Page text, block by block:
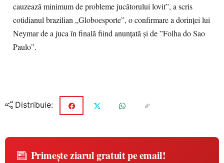
cauzează minimum de probleme jucătorului lovit”, a scris
cotidianul brazilian „Globoesporte”, o confirmare a dorinţei lui
Neymar de a juca în finală fiind anunţată şi de ”Folha do Sao
Paulo”.
Distribuie:
Primește ziarul gratuit pe email!